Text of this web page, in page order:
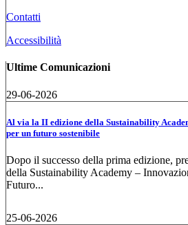
Contatti
Accessibilità
Ultime Comunicazioni
29-06-2026
Al via la II edizione della Sustainability
per un futuro sostenibile
Dopo il successo della prima edizione,
della Sustainability Academy –
Futuro...
25-06-2026